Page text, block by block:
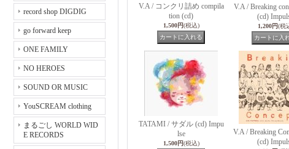
record shop DIGDIG
go forward keep
ONE FAMILY
NO HEROES
SOUND OR MUSIC
YouSCREAM clothing
まるごし WORLD WID
E RECORDS
V.A / コンクリ詰め compila
tion (cd)
1,500円(税込)
V.A / Breaking
(cd)
1,200円(税
TATAMI / サダル (cd) Impu
lse
1,500円(税込)
V.A / Breaking
(cd)